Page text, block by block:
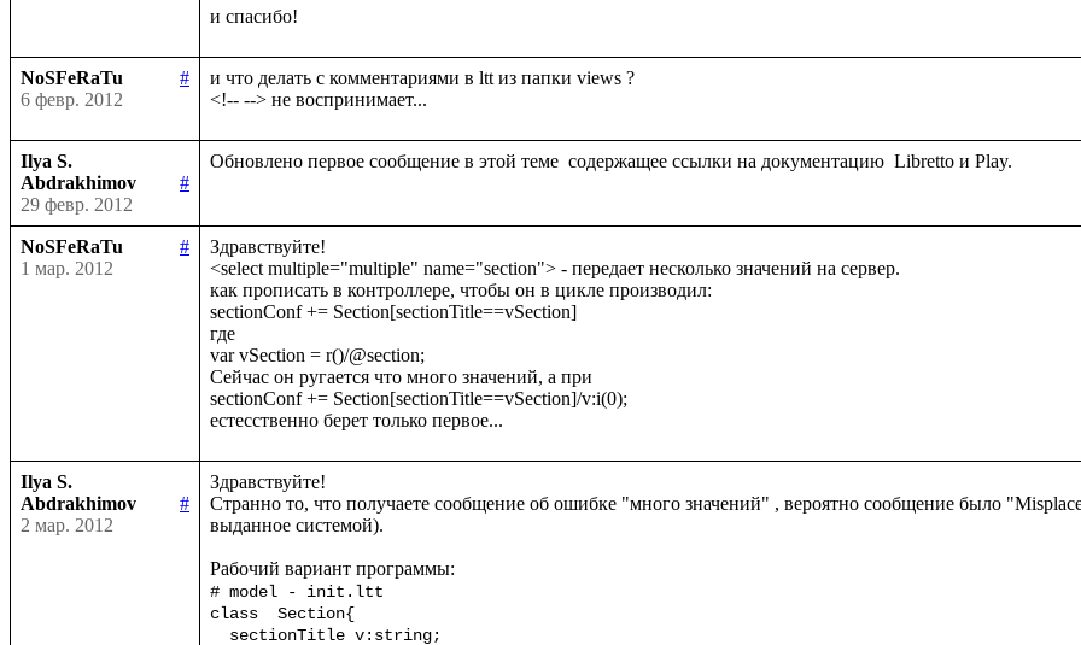
NoSFeRaTu
#
6 февр. 2012
и что делать с комментариями в ltt из папки views ?
Ilya S.
Abdrakhimov
#
29 февр. 2012
NoSFeRaTu
#
1 мар. 2012
Здравствуйте!
<select multiple="multiple" name="section"> - передает несколько значений на сервер.
как прописать в контроллере, чтобы он в цикле производил:
sectionConf += Section[sectionTitle==vSection]
где
var vSection = r()/@section;
Сейчас он ругается что много значений, а при
sectionConf += Section[sectionTitle==vSection]/v:i(0);
Ilya S.
Abdrakhimov
#
2 мар. 2012
Здравствуйте!
Странно то, что получаете сообщение об ошибке "много значений" , вероятно сообщение было
выданное системой).
# model - init.ltt
class  Section{